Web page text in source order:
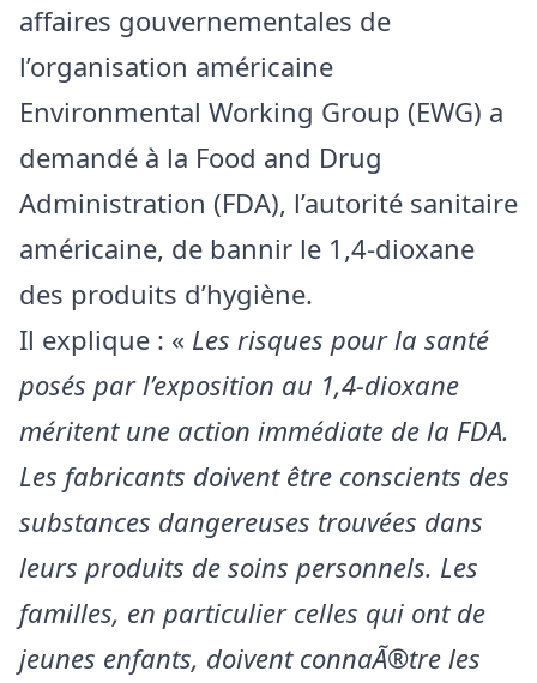
affaires gouvernementales de
l’organisation américaine
Environmental Working Group (EWG) a
demandé à la Food and Drug
Administration (FDA), l’autorité sanitaire
américaine, de bannir le 1,4-dioxane
des produits d’hygiène.
Il explique : « Les risques pour la santé
posés par l’exposition au 1,4-dioxane
méritent une action immédiate de la FDA.
Les fabricants doivent être conscients des
substances dangereuses trouvées dans
leurs produits de soins personnels. Les
familles, en particulier celles qui ont de
jeunes enfants, doivent connaÃ®tre les